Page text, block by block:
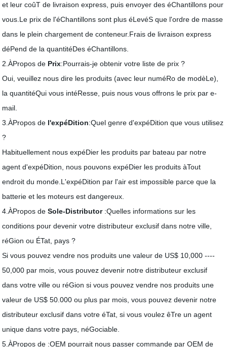
et leur coûT de livraison express, puis envoyer des éChantillons pour
vous.Le prix de l'éChantillons sont plus éLevéS que l'ordre de masse
dans le plein chargement de conteneur.Frais de livraison express
déPend de la quantitéDes éChantillons.
2.ÀPropos de Prix:Pourrais-je obtenir votre liste de prix ?
Oui, veuillez nous dire les produits (avec leur numéRo de modèLe),
la quantitéQui vous intéResse, puis nous vous offrons le prix par e-
mail.
3.ÀPropos de l'expéDition:Quel genre d'expéDition que vous utilisez
?
Habituellement nous expéDier les produits par bateau par notre
agent d'expéDition, nous pouvons expéDier les produits àTout
endroit du monde.L'expéDition par l'air est impossible parce que la
batterie et les moteurs est dangereux.
4.ÀPropos de Sole-Distributor:Quelles informations sur les
conditions pour devenir votre distributeur exclusif dans notre ville,
réGion ou ÉTat, pays ?
Si vous pouvez vendre nos produits une valeur de US$ 10,000 ----
50,000 par mois, vous pouvez devenir notre distributeur exclusif
dans votre ville ou réGion si vous pouvez vendre nos produits une
valeur de US$ 50.000 ou plus par mois, vous pouvez devenir notre
distributeur exclusif dans votre éTat, si vous voulez êTre un agent
unique dans votre pays, néGociable.
5.ÀPropos de :OEM pourrait nous passer commande par OEM de